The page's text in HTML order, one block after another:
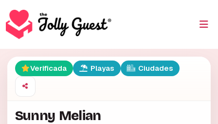
Verificada Playas Ciudades
Sunny Melian